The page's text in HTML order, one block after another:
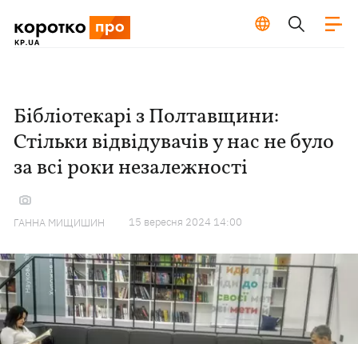
Бібліотекарі з Полтавщини:
Стільки відвідувачів у нас не було
за всі роки незалежності
ГАННА МИЩИШИН 15 вересня 2024 14:00